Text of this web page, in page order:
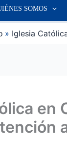
SOMOS
Iglesia
en